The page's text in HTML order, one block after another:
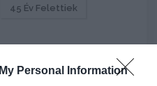
Personal Information
45 Év Felettiek